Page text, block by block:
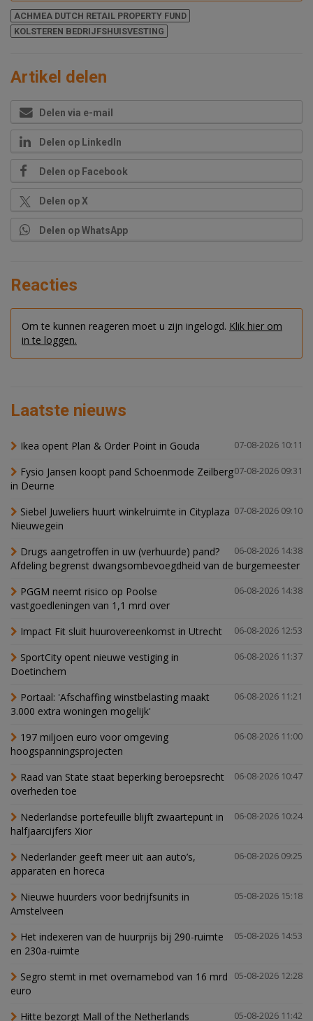
ACHMEA DUTCH RETAIL PROPERTY FUND
KOLSTEREN BEDRIJFSHUISVESTING
Artikel delen
Delen via e-mail
Delen op LinkedIn
Delen op Facebook
Delen op X
Delen op WhatsApp
Reacties
Om te kunnen reageren moet u zijn ingelogd. Klik hier om
in te loggen.
Laatste nieuws
07-08-2026 10:11
Ikea opent Plan & Order Point in Gouda
07-08-2026 09:31
Fysio Jansen koopt pand Schoenmode Zeilberg
in Deurne
07-08-2026 09:10
Siebel Juweliers huurt winkelruimte in Cityplaza
Nieuwegein
06-08-2026 14:38
Drugs aangetroffen in uw (verhuurde) pand?
Afdeling begrenst dwangsombevoegdheid van de burgemeester
06-08-2026 14:38
PGGM neemt risico op Poolse
vastgoedleningen van 1,1 mrd over
06-08-2026 12:53
Impact Fit sluit huurovereenkomst in Utrecht
06-08-2026 11:37
SportCity opent nieuwe vestiging in
Doetinchem
06-08-2026 11:21
Portaal: 'Afschaffing winstbelasting maakt
3.000 extra woningen mogelijk'
06-08-2026 11:00
197 miljoen euro voor omgeving
hoogspanningsprojecten
06-08-2026 10:47
Raad van State staat beperking beroepsrecht
overheden toe
06-08-2026 10:24
Nederlandse portefeuille blijft zwaartepunt in
halfjaarcijfers Xior
06-08-2026 09:25
Nederlander geeft meer uit aan auto’s,
apparaten en horeca
05-08-2026 15:18
Nieuwe huurders voor bedrijfsunits in
Amstelveen
05-08-2026 14:53
Het indexeren van de huurprijs bij 290-ruimte
en 230a-ruimte
05-08-2026 12:28
Segro stemt in met overnamebod van 16 mrd
euro
05-08-2026 11:42
Hitte bezorgt Mall of the Netherlands